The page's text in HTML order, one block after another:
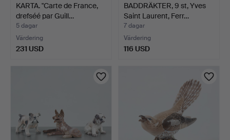
KARTA. "Carte de France,
drefséé par Guill…
5 dagar
Värdering
231 USD
BADDRÄKTER, 9 st, Yves
Saint Laurent, Ferr…
7 dagar
Värdering
116 USD